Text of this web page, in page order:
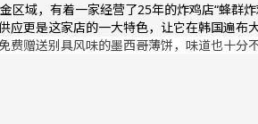
区域，有着一家经营了25年的炸鸡店“蜂群
应更是这家店的一大特色，让它在韩国遍布
费赠送别具风味的墨西哥薄饼，味道也十